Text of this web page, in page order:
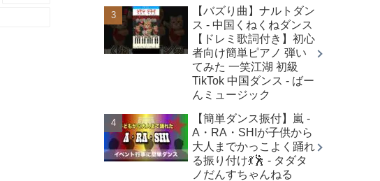
【バズり曲】ナルトダン
ス - 中国くねくねダンス
【ドレミ歌詞付き】初心
者向け簡単ピアノ 弾い
てみた 一笑江湖 初級
TikTok 中国ダンス - ばー
んミュージック
【簡単ダンス振付】嵐 -
A・RA・SHIが子供から
大人までかっこよく踊れ
る振り付け💃🕺 - タダタ
ノだんすちゃんねる